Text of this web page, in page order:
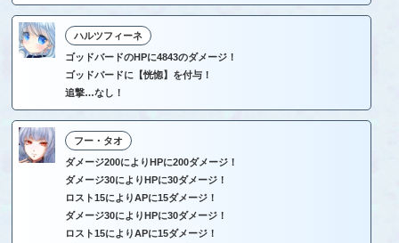
ハルツフィーネ
ゴッドバードのHPに4843のダメージ！
ゴッドバードに【恍惚】を付与！
追撃…なし！
フー・タオ
ダメージ200によりHPに200ダメージ！
ダメージ30によりHPに30ダメージ！
ロスト15によりAPに15ダメージ！
ダメージ30によりHPに30ダメージ！
ロスト15によりAPに15ダメージ！